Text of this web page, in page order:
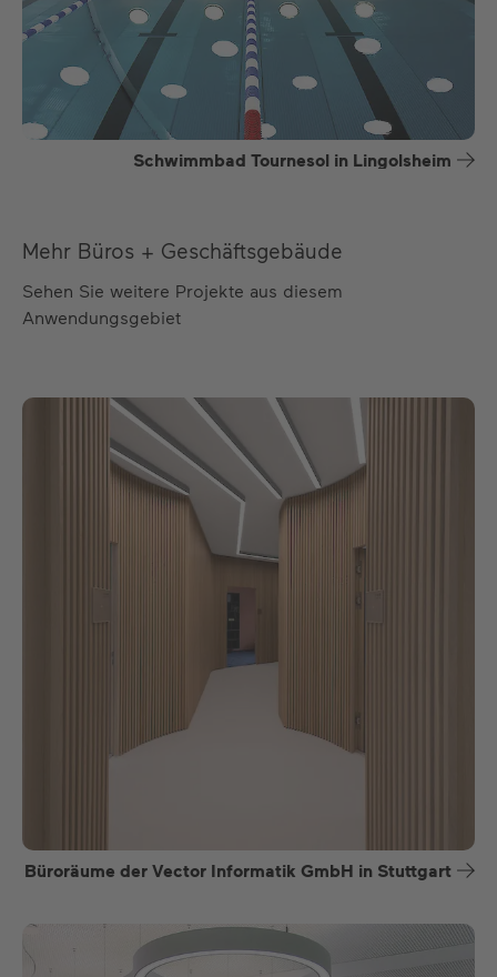
Schwimmbad Tournesol in Lingolsheim
Mehr Büros + Geschäftsgebäude
Sehen Sie weitere Projekte aus diesem
Anwendungsgebiet
Büroräume der Vector Informatik GmbH in Stuttgart